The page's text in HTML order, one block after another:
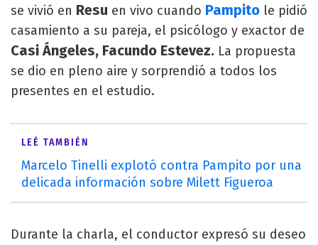
se vivió en Resu en vivo cuando Pampito le pidió
casamiento a su pareja, el psicólogo y exactor de
Casi Ángeles, Facundo Estevez. La propuesta
se dio en pleno aire y sorprendió a todos los
presentes en el estudio.
LEÉ TAMBIÉN
Marcelo Tinelli explotó contra Pampito por una
delicada información sobre Milett Figueroa
Durante la charla, el conductor expresó su deseo